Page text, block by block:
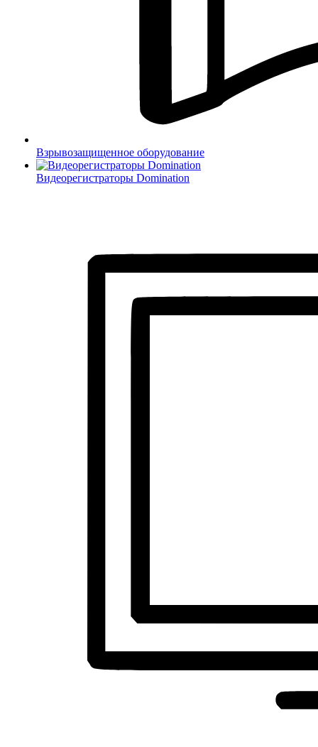
Взрывозащищенное оборудование
Видеорегистраторы Domination